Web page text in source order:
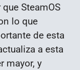
SteamOS
lo que
de esta
a esta
mayor, y